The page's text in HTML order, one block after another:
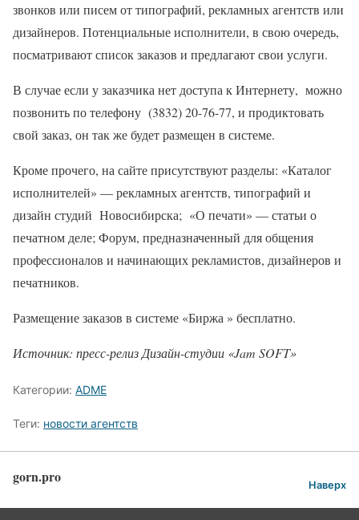
звонков или писем от типографий, рекламных агентств или
дизайнеров. Потенциальные исполнители, в свою очередь,
посматривают список заказов и предлагают свои услуги.
В случае если у заказчика нет доступа к Интернету, можно
позвонить по телефону (3832) 20-76-77, и продиктовать
свой заказ, он так же будет размещен в системе.
Кроме прочего, на сайте присутствуют разделы: «Каталог
исполнителей» — рекламных агентств, типографий и
дизайн студий Новосибирска; «О печати» — статьи о
печатном деле; Форум, предназначенный для общения
профессионалов и начинающих рекламистов, дизайнеров и
печатников.
Размещение заказов в системе «Биржа » бесплатно.
Источник: пресс-релиз Дизайн-студии «Jam SOFT»
Категории: ADME
Теги: новости агентств
gorn.pro Наверх